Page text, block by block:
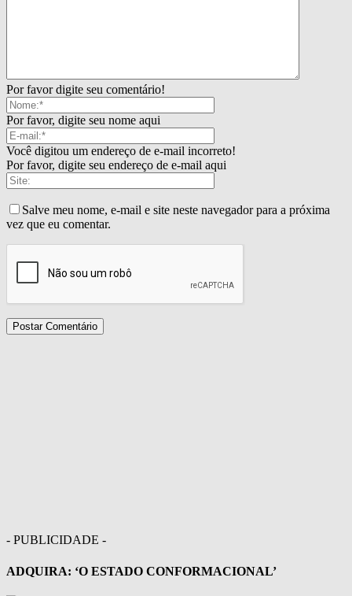
Por favor digite seu comentário!
Por favor, digite seu nome aqui
Você digitou um endereço de e-mail incorreto!
Por favor, digite seu endereço de e-mail aqui
Salve meu nome, e-mail e site neste navegador para a próxima
vez que eu comentar.
- PUBLICIDADE -
ADQUIRA: ‘O ESTADO CONFORMACIONAL’